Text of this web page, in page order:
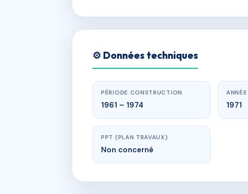
⚙️ Données techniques
PÉRIODE CONSTRUCTION
1961 – 1974
ANNÉE
1971
PPT (PLAN TRAVAUX)
Non concerné